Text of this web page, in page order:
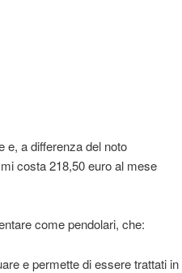
e, a differenza del noto
costa 218,50 euro al mese
come pendolari, che:
e permette di essere trattati in